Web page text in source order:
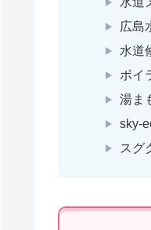
広島
水道
ボイ
湯ま
sky-
スグ